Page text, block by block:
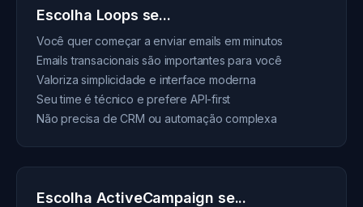
Escolha Loops se...
Você quer começar a enviar emails em minutos
Emails transacionais são importantes para você
Valoriza simplicidade e interface moderna
Seu time é técnico e prefere API-first
Não precisa de CRM ou automação complexa
Escolha ActiveCampaign se...